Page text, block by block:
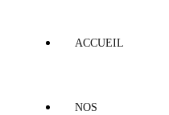
ACCUEIL
NOS